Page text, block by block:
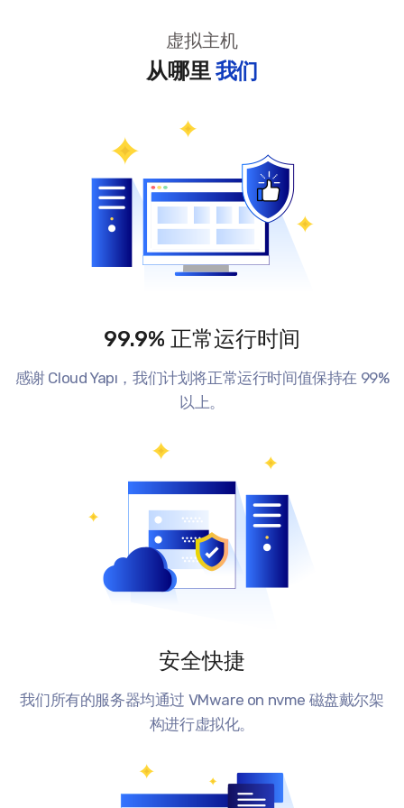
虚拟主机
从哪里我们
99.9% 正常运行时间
感谢 Cloud Yapı，我们计划将正常运行时间值保持在 99%
以上。
安全快捷
我们所有的服务器均通过 VMware on nvme 磁盘戴尔架
构进行虚拟化。